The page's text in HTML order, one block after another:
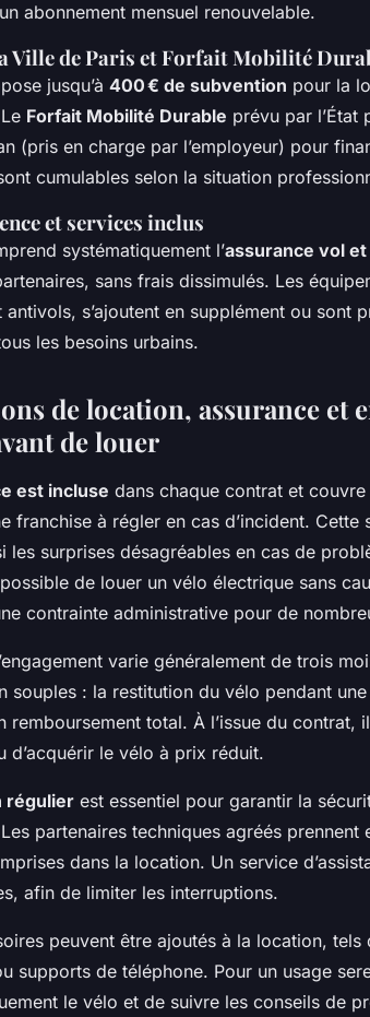
abonnement mensuel renouvelable.
Ville de Paris et Forfait Mobilité
jusqu’à 400 € de subvention pour la
Forfait Mobilité Durable prévu par l’État
(pris en charge par l’employeur) pour
cumulables selon la situation
et services inclus
systématiquement l’assurance vol et
sans frais dissimulés. Les
antivols, s’ajoutent en supplément ou sont
les besoins urbains.
de location, assurance et
de louer
est incluse dans chaque contrat et
franchise à régler en cas d’incident.
les surprises désagréables en cas de
de louer un vélo électrique sans
contrainte administrative pour de
varie généralement de trois
souples : la restitution du vélo pendant
remboursement total. À l’issue du
d’acquérir le vélo à prix réduit.
régulier est essentiel pour garantir la
partenaires techniques agréés
dans la location. Un service
afin de limiter les interruptions.
peuvent être ajoutés à la location,
supports de téléphone. Pour un usage
le vélo et de suivre les conseils de